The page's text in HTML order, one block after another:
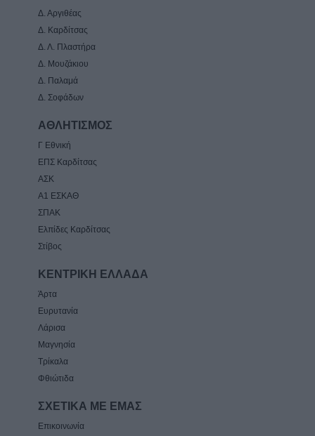
Δ. Αργιθέας
Δ. Καρδίτσας
Δ. Λ. Πλαστήρα
Δ. Μουζάκιου
Δ. Παλαμά
Δ. Σοφάδων
ΑΘΛΗΤΙΣΜΟΣ
Γ Εθνική
ΕΠΣ Καρδίτσας
ΑΣΚ
Α1 ΕΣΚΑΘ
ΣΠΑΚ
Ελπίδες Καρδίτσας
Στίβος
ΚΕΝΤΡΙΚΗ ΕΛΛΑΔΑ
Άρτα
Ευρυτανία
Λάρισα
Μαγνησία
Τρίκαλα
Φθιώτιδα
ΣΧΕΤΙΚΑ ΜΕ ΕΜΑΣ
Επικοινωνία